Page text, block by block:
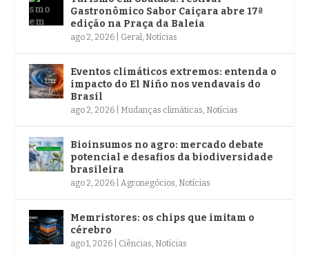
Gastronômico Sabor Caiçara abre 17ª
edição na Praça da Baleia
ago 2, 2026 Geral Notícias
Eventos climáticos extremos: entenda o
impacto do El Niño nos vendavais do
Brasil
ago 2, 2026 Mudanças climáticas Notícias
Bioinsumos no agro: mercado debate
potencial e desafios da biodiversidade
brasileira
ago 2, 2026 Agronegócios Notícias
Memristores: os chips que imitam o
cérebro
ago 1, 2026 Ciências Notícias